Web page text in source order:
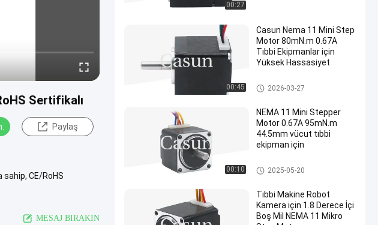
Sertifikalı
Paylaş
CE/RoHS
MESAJ BIRAKIN
00:27
00:45
Casun Nema 11 Mini Step
Motor 80mN.m 0.67A
Tıbbi Ekipmanlar için
Yüksek Hassasiyet
nema 11 step motor
2026-03-27
00:10
NEMA 11 Mini Stepper
Motor 0.67A 95mN.m
44.5mm vücut tıbbi
ekipman için
nema 11 step motor
2025-05-20
Tıbbi Makine Robot
Kamera için 1.8 Derece İçi
Boş Mil NEMA 11 Mikro